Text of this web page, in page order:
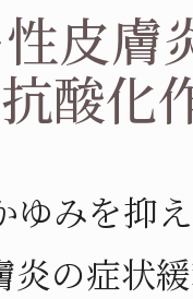
皮膚
酸化
ゆみを抑
炎の症状